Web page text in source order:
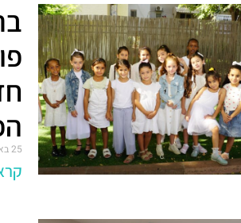
25 באוקטובר 2022